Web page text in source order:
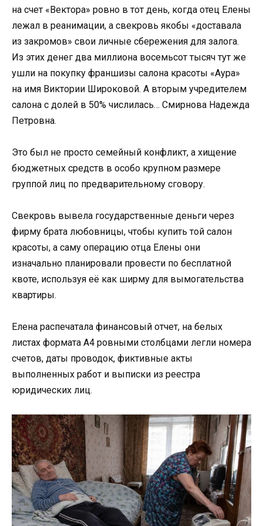
на счет «Вектора» ровно в тот день, когда отец Елены
лежал в реанимации, а свекровь якобы «доставала
из закромов» свои личные сбережения для залога.
Из этих денег два миллиона восемьсот тысяч тут же
ушли на покупку франшизы салона красоты «Аура»
на имя Виктории Широковой. А вторым учредителем
салона с долей в 50% числилась… Смирнова Надежда
Петровна.
Это был не просто семейный конфликт, а хищение
бюджетных средств в особо крупном размере
группой лиц по предварительному сговору.
Свекровь вывела государственные деньги через
фирму брата любовницы, чтобы купить той салон
красоты, а саму операцию отца Елены они
изначально планировали провести по бесплатной
квоте, используя её как ширму для вымогательства
квартиры.
Елена распечатала финансовый отчет, на белых
листах формата А4 ровными столбцами легли номера
счетов, даты проводок, фиктивные акты
выполненных работ и выписки из реестра
юридических лиц.